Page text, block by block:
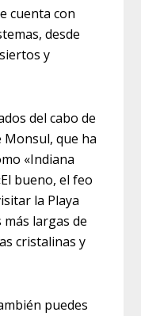
cuenta con
desde
y
del cabo de
Monsul, que ha
«Indiana
bueno, el feo
la Playa
más largas de
cristalinas y
puedes